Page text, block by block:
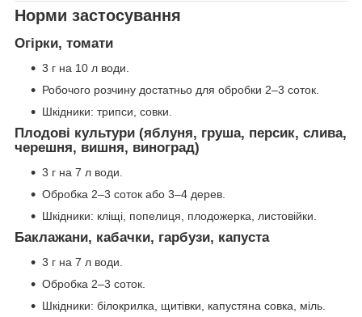
Норми застосування
Огірки, томати
3 г на 10 л води.
Робочого розчину достатньо для обробки 2–3 соток.
Шкідники: трипси, совки.
Плодові культури (яблуня, груша, персик, слива,
черешня, вишня, виноград)
3 г на 7 л води.
Обробка 2–3 соток або 3–4 дерев.
Шкідники: кліщі, попелиця, плодожерка, листовійки.
Баклажани, кабачки, гарбузи, капуста
3 г на 7 л води.
Обробка 2–3 соток.
Шкідники: білокрилка, щитівки, капустяна совка, міль.